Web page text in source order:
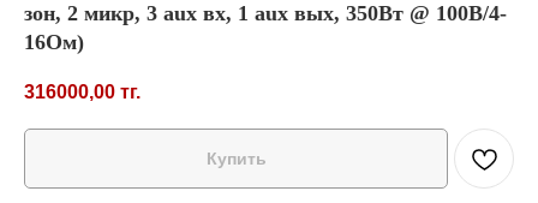
зон, 2 микр, 3 aux вх, 1 aux вых, 350Вт @ 100В/4-
16Ом)
316000,00 тг.
Купить